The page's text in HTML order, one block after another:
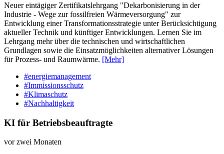
Neuer eintägiger Zertifikatslehrgang "Dekarbonisierung in der
Industrie - Wege zur fossilfreien Wärmeversorgung" zur
Entwicklung einer Transformationsstrategie unter Berücksichtigung
aktueller Technik und künftiger Entwicklungen. Lernen Sie im
Lehrgang mehr über die technischen und wirtschaftlichen
Grundlagen sowie die Einsatzmöglichkeiten alternativer Lösungen
für Prozess- und Raumwärme. [Mehr]
#energiemanagement
#Immissionsschutz
#Klimaschutz
#Nachhaltigkeit
KI für Betriebsbeauftragte
vor zwei Monaten